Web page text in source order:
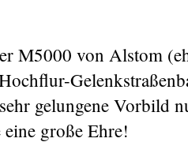
M5000 von Alstom
gelungene
große Ehre!